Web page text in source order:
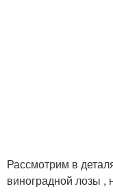
Рассмотрим в
виноградной лозы ,